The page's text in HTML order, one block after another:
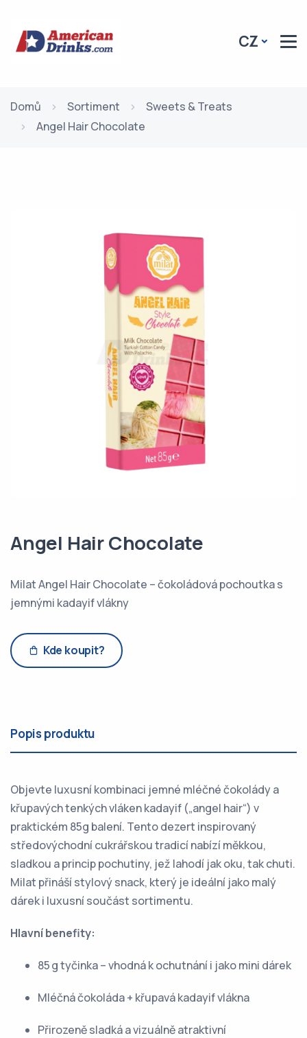
CZ
Domů Sortiment
Sweets & Treats
Angel Hair Chocolate
Angel Hair Chocolate
Milat Angel Hair Chocolate – čokoládová pochoutka s
jemnými kadayif vlákny
Kde koupit?
Popis produktu
Objevte luxusní kombinaci jemné mléčné čokolády a
křupavých tenkých vláken kadayif („angel hair“) v
praktickém 85g balení. Tento dezert inspirovaný
středovýchodní cukrářskou tradicí nabízí měkkou,
sladkou a princip pochutiny, jež lahodí jak oku, tak chuti.
Milat přináší stylový snack, který je ideální jako malý
dárek i luxusní součást sortimentu.
Hlavní benefity:
85 g tyčinka – vhodná k ochutnání i jako mini dárek
Mléčná čokoláda + křupavá kadayif vlákna
Přirozeně sladká a vizuálně atraktivní